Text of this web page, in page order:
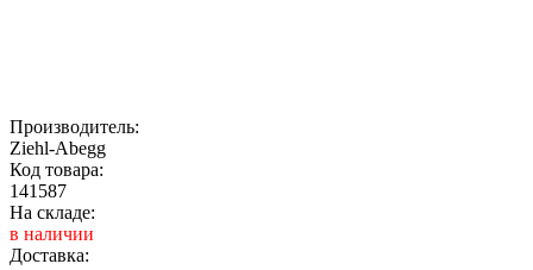
Производитель:
Ziehl-Abegg
Код товара:
141587
На складе:
в наличии
Доставка: